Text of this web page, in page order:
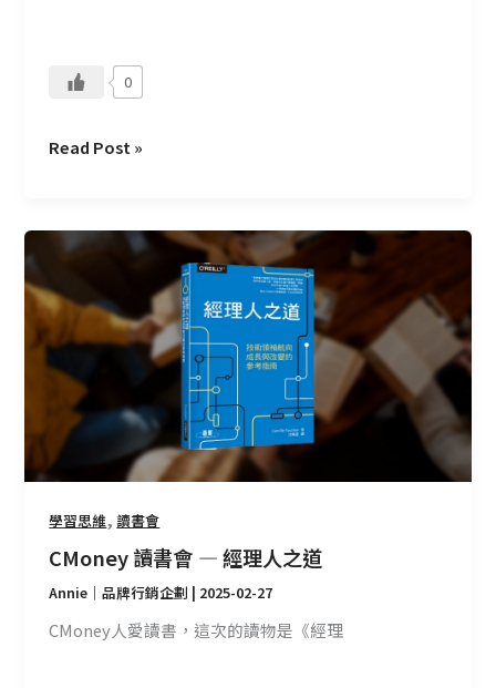
0
實
Read Post »
學習思維,讀書會
CMoney 讀書會 — 經理人之道
Annie｜品牌行銷企劃 | 2025-02-27
CMoney人愛讀書，這次的讀物是《經理
CMoney
書
會
—
經
之
道